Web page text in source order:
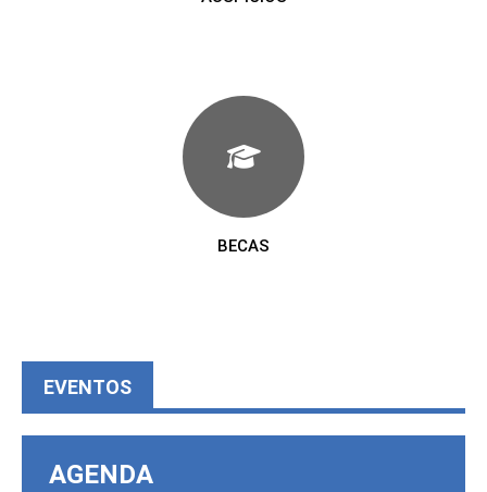
BECAS
EVENTOS
AGENDA